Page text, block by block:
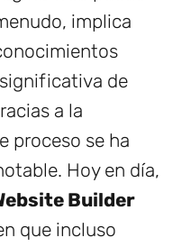
implica
de
a la
proceso se ha
Hoy en día,
Builder
que incluso